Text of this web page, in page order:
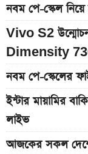
নবম পে-স্কেল
Vivo S2
Dimensity
নবম পে-স্কেলের
ইন্টার মায়ামির
লাইভ
আজকের সকল